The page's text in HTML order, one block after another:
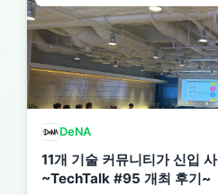
DeNA
11개 기술 커뮤니티가 신입
~TechTalk #95 개최 후기~